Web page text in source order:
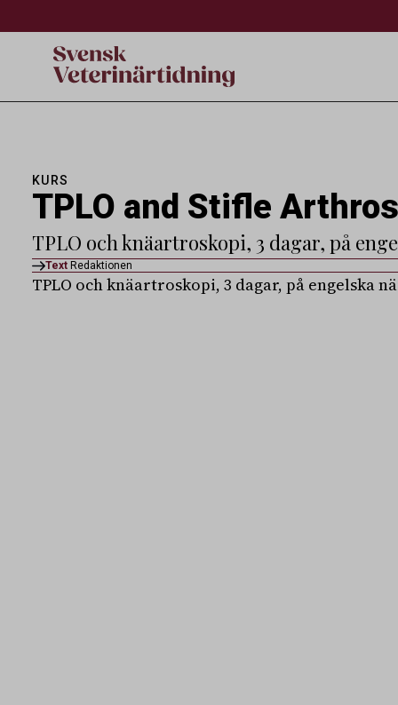
KURS
TPLO and Stifle
TPLO och knäartroskopi, 3 dagar, på
Text Redaktionen
TPLO och knäartroskopi, 3 dagar, på engelska